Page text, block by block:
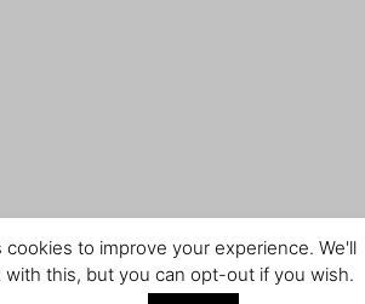
to improve your experience. We'll
with this, but you can opt-out if you wish.